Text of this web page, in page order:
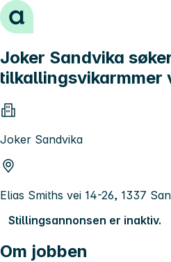
Hopp til innhold
Joker Sandvika
tilkallingsvikarmmer
Joker Sandvika
Elias Smiths vei 14-26, 1337
Stillingsannonsen er inaktiv.
Om jobben